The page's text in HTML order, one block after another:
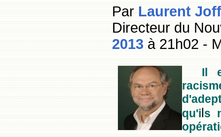
Par Laurent
Directeur du
2013 à 21h02 -
Il
qu'ils